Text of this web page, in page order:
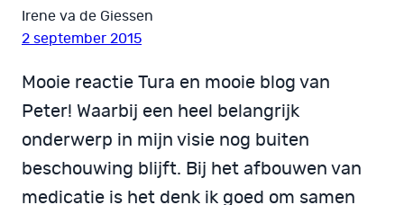
Irene va de Giessen
2 september 2015
Mooie reactie Tura en mooie blog van
Peter! Waarbij een heel belangrijk
onderwerp in mijn visie nog buiten
beschouwing blijft. Bij het afbouwen van
medicatie is het denk ik goed om samen